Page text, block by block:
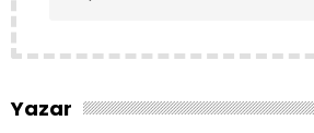
Yazar